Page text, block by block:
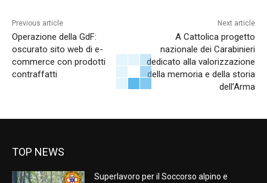
Previous article
Operazione della GdF:
oscurato sito web di e-
commerce con prodotti
contraffatti
Next article
A Cattolica progetto
nazionale dei Carabinieri
dedicato alla valorizzazione
della memoria e della storia
dell’Arma
TOP NEWS
Superlavoro per il Soccorso alpino e